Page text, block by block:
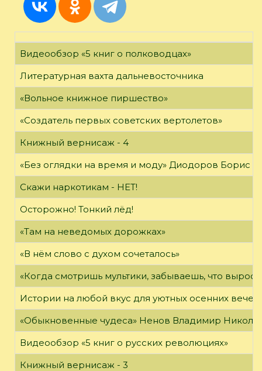
Видеообзор «5 книг о полководцах»
Литературная вахта дальневосточника
«Вольное книжное пиршество»
«Создатель первых советских вертолетов»
Книжный вернисаж - 4
«Без оглядки на время и моду» Диодоров Борис
Скажи наркотикам - НЕТ!
Осторожно! Тонкий лёд!
«Там на неведомых дорожках»
«В нём слово с духом сочеталось»
«Когда смотришь мультики, забываешь, что вырос»
Истории на любой вкус для уютных осенних
«Обыкновенные чудеса» Ненов Владимир
Видеообзор «5 книг о русских революциях»
Книжный вернисаж - 3